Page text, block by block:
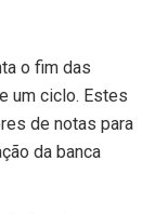
o fim das
um ciclo. Estes
de notas para
da banca